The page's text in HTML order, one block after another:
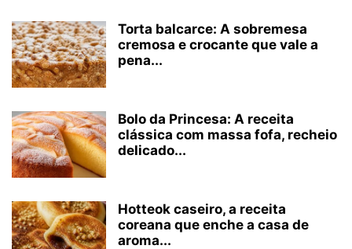
Torta balcarce: A sobremesa
cremosa e crocante que vale a
pena...
Bolo da Princesa: A receita
clássica com massa fofa, recheio
delicado...
Hotteok caseiro, a receita
coreana que enche a casa de
aroma...